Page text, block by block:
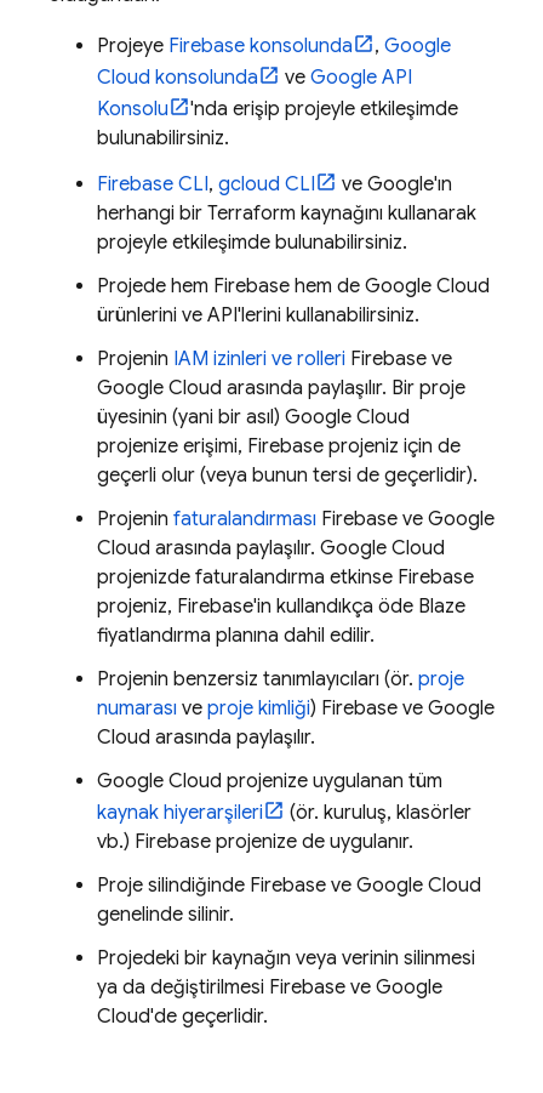
Projeye Firebase konsolunda , Google
Cloud konsolunda ve Google API
Konsolu
'nda erişip projeyle etkileşimde
bulunabilirsiniz.
Firebase CLI, gcloud CLI
ve Google'ın
herhangi bir Terraform kaynağını kullanarak
projeyle etkileşimde bulunabilirsiniz.
Projede hem Firebase hem de Google Cloud
ürünlerini ve API'lerini kullanabilirsiniz.
Projenin IAM izinleri ve rolleri Firebase ve
Google Cloud arasında paylaşılır. Bir proje
üyesinin (yani bir asıl) Google Cloud
projenize erişimi, Firebase projeniz için de
geçerli olur (veya bunun tersi de geçerlidir).
Projenin faturalandırması Firebase ve Google
Cloud arasında paylaşılır. Google Cloud
projenizde faturalandırma etkinse Firebase
projeniz, Firebase'in kullandıkça öde Blaze
fiyatlandırma planına dahil edilir.
Projenin benzersiz tanımlayıcıları (ör. proje
numarası ve proje kimliği) Firebase ve Google
Cloud arasında paylaşılır.
Google Cloud projenize uygulanan tüm
kaynak hiyerarşileri
(ör. kuruluş, klasörler
vb.) Firebase projenize de uygulanır.
Proje silindiğinde Firebase ve Google Cloud
genelinde silinir.
Projedeki bir kaynağın veya verinin silinmesi
ya da değiştirilmesi Firebase ve Google
Cloud'de geçerlidir.